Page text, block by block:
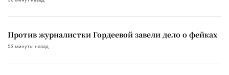
Против журналистки Гордеевой завели дело о фейках
53 минуты назад